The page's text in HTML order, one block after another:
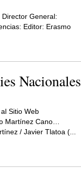
General:
Editor: Erasmo
Nacionales
Sitio Web
Martínez Cano…
/ Javier Tlatoa (...